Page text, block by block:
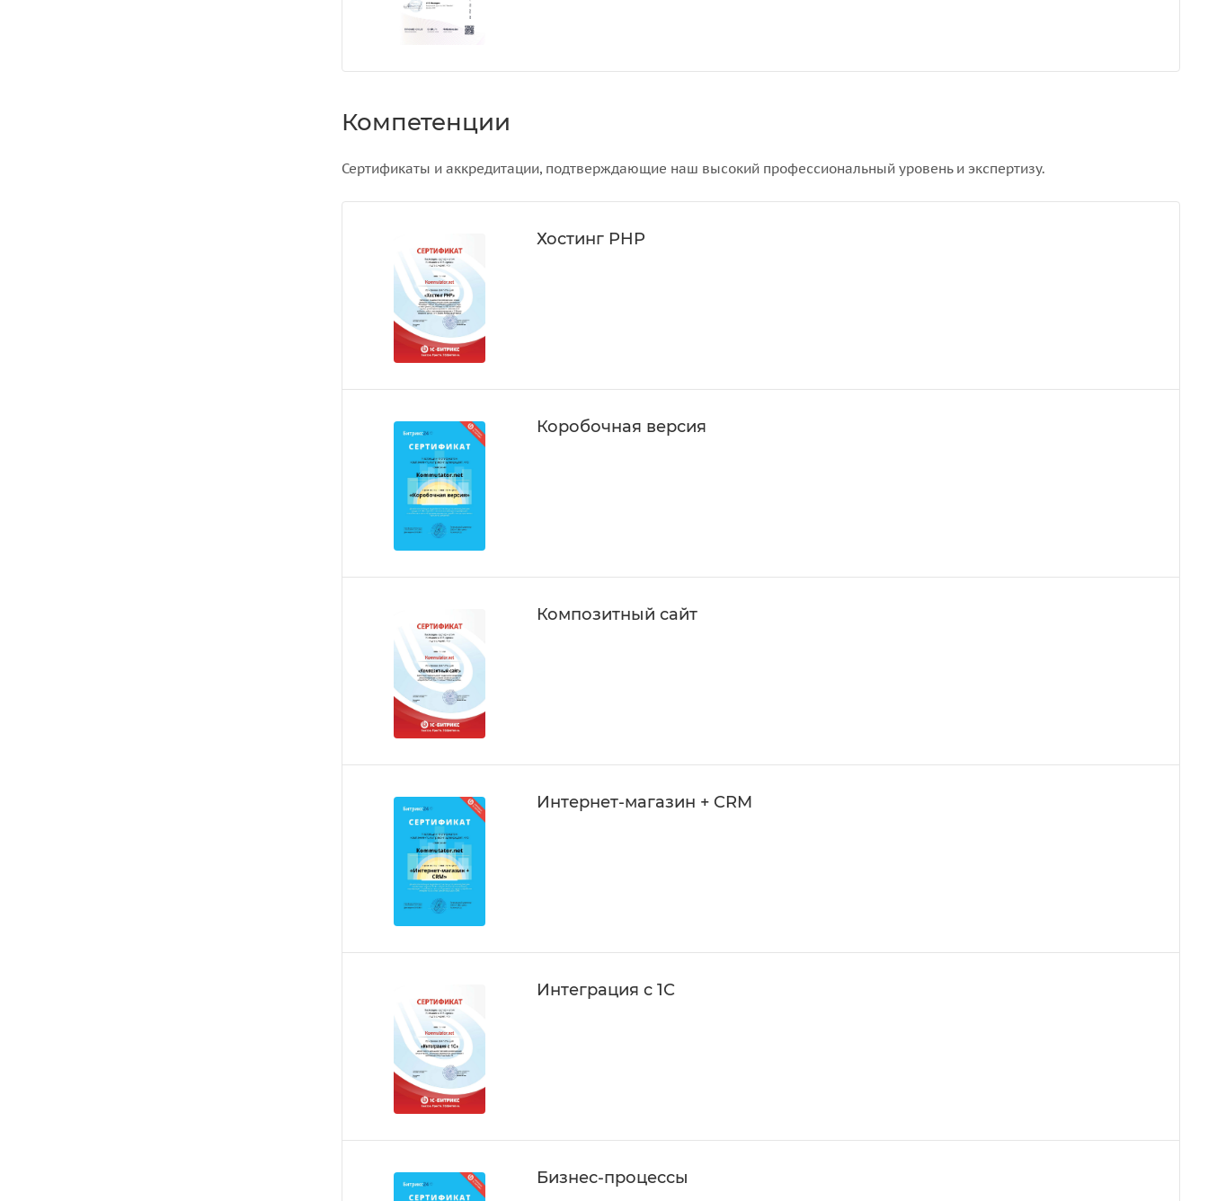
Компетенции
Сертификаты и аккредитации, подтверждающие наш высокий профессиональный уровень и экспертизу.
Хостинг PHP
Коробочная версия
Композитный сайт
Интернет-магазин + CRM
Интеграция с 1С
Бизнес-процессы